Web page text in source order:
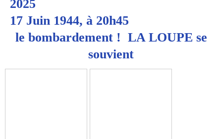
2025
17 Juin 1944, à 20h45
le bombardement ! LA LOUPE se
souvient